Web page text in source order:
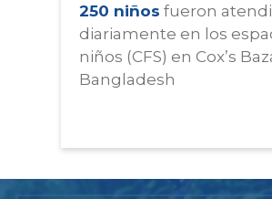
250 niños fueron
diariamente en los
niños (CFS) en Cox’s
Bangladesh